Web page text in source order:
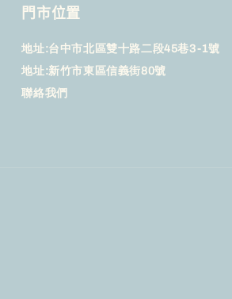
門市位置
地址:台中市北區雙十路二段45巷3-1號
地址:新竹市東區信義街80號
聯絡我們